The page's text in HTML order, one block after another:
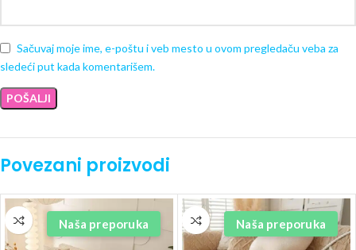
Sačuvaj moje ime, e-poštu i veb mesto u ovom pregledaču veba za
sledeći put kada komentarišem.
Povezani proizvodi
Naša preporuka Naša preporuka